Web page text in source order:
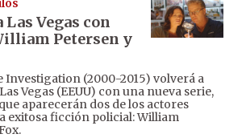
Las Vegas con
Petersen y
Investigation (2000-2015) volverá a
Vegas (EEUU) con una nueva serie,
aparecerán dos de los actores
exitosa ficción policial: William